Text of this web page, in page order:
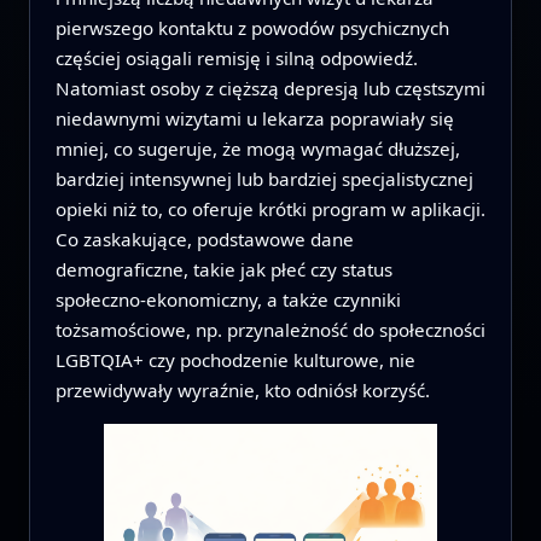
pierwszego kontaktu z powodów psychicznych
częściej osiągali remisję i silną odpowiedź.
Natomiast osoby z cięższą depresją lub częstszymi
niedawnymi wizytami u lekarza poprawiały się
mniej, co sugeruje, że mogą wymagać dłuższej,
bardziej intensywnej lub bardziej specjalistycznej
opieki niż to, co oferuje krótki program w aplikacji.
Co zaskakujące, podstawowe dane
demograficzne, takie jak płeć czy status
społeczno-ekonomiczny, a także czynniki
tożsamościowe, np. przynależność do społeczności
LGBTQIA+ czy pochodzenie kulturowe, nie
przewidywały wyraźnie, kto odniósł korzyść.